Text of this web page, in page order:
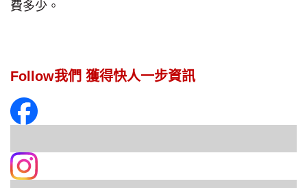
費多少。
Follow我們 獲得快人一步資訊